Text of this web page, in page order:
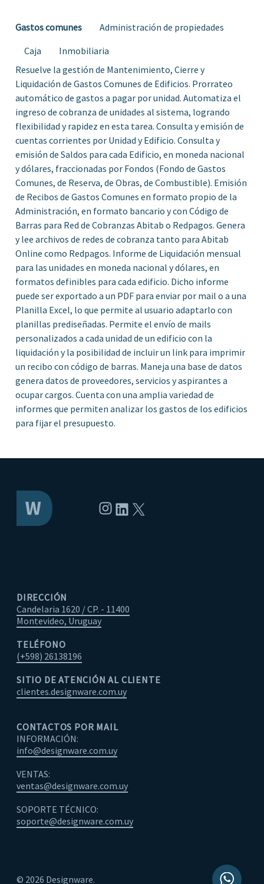
Gastos comunes
Administración de propiedades
Caja
Inmobiliaria
Resuelve la gestión de Mantenimiento, Cierre y
Liquidación de Gastos Comunes de Edificios. Prorrateo
automático de gastos a pagar por unidad. Automatiza el
ingreso de cobranza de unidades al sistema, logrando
flexibilidad y rapidez en esta tarea. Consulta y emisión de
cuentas corrientes por Unidad y Edificio. Consulta y
emisión de Saldos para cada Edificio, en moneda nacional
y dólares, fraccionadas por Fondos (Fondo de Gastos
Comunes, de Reserva, de Obras, de Combustible). Emisión
de Recibos de Gastos Comunes en formato propio de la
Administración, en formato bancario y con Código de
Barras para Red de Cobranzas Abitab o Redpagos. Genera
y lee archivos de redes de cobranza tanto para Abitab
Online como Redpagos. Informe de Liquidación mensual
para las unidades en moneda nacional y dólares, en
formatos definibles para cada edificio. Dicho informe
puede ser exportado a un PDF para enviar por mail o a una
Planilla Excel, lo que permite al usuario adaptarlo con
planillas prediseñadas. Permite el envío de mails
personalizados a cada unidad de un edificio con la
liquidación y la posibilidad de incluir un link para imprimir
un recibo con código de barras. Maneja una base de datos
genera datos de proveedores, servicios y aspirantes a
ocupar cargos. Cuenta con una amplia variedad de
informes que permiten analizar los gastos de los edificios
para fijar el presupuesto.
Instagram
LinkedIn
DIRECCIÓN
Candelaria 1620 / CP. - 11400
Montevideo, Uruguay
TELÉFONO
(+598) 26138196
SITIO DE ATENCIÓN AL CLIENTE
clientes.designware.com.uy
CONTACTOS POR MAIL
INFORMACIÓN:
info@designware.com.uy
VENTAS:
ventas@designware.com.uy
SOPORTE TÉCNICO:
soporte@designware.com.uy
© 2026 Designware.